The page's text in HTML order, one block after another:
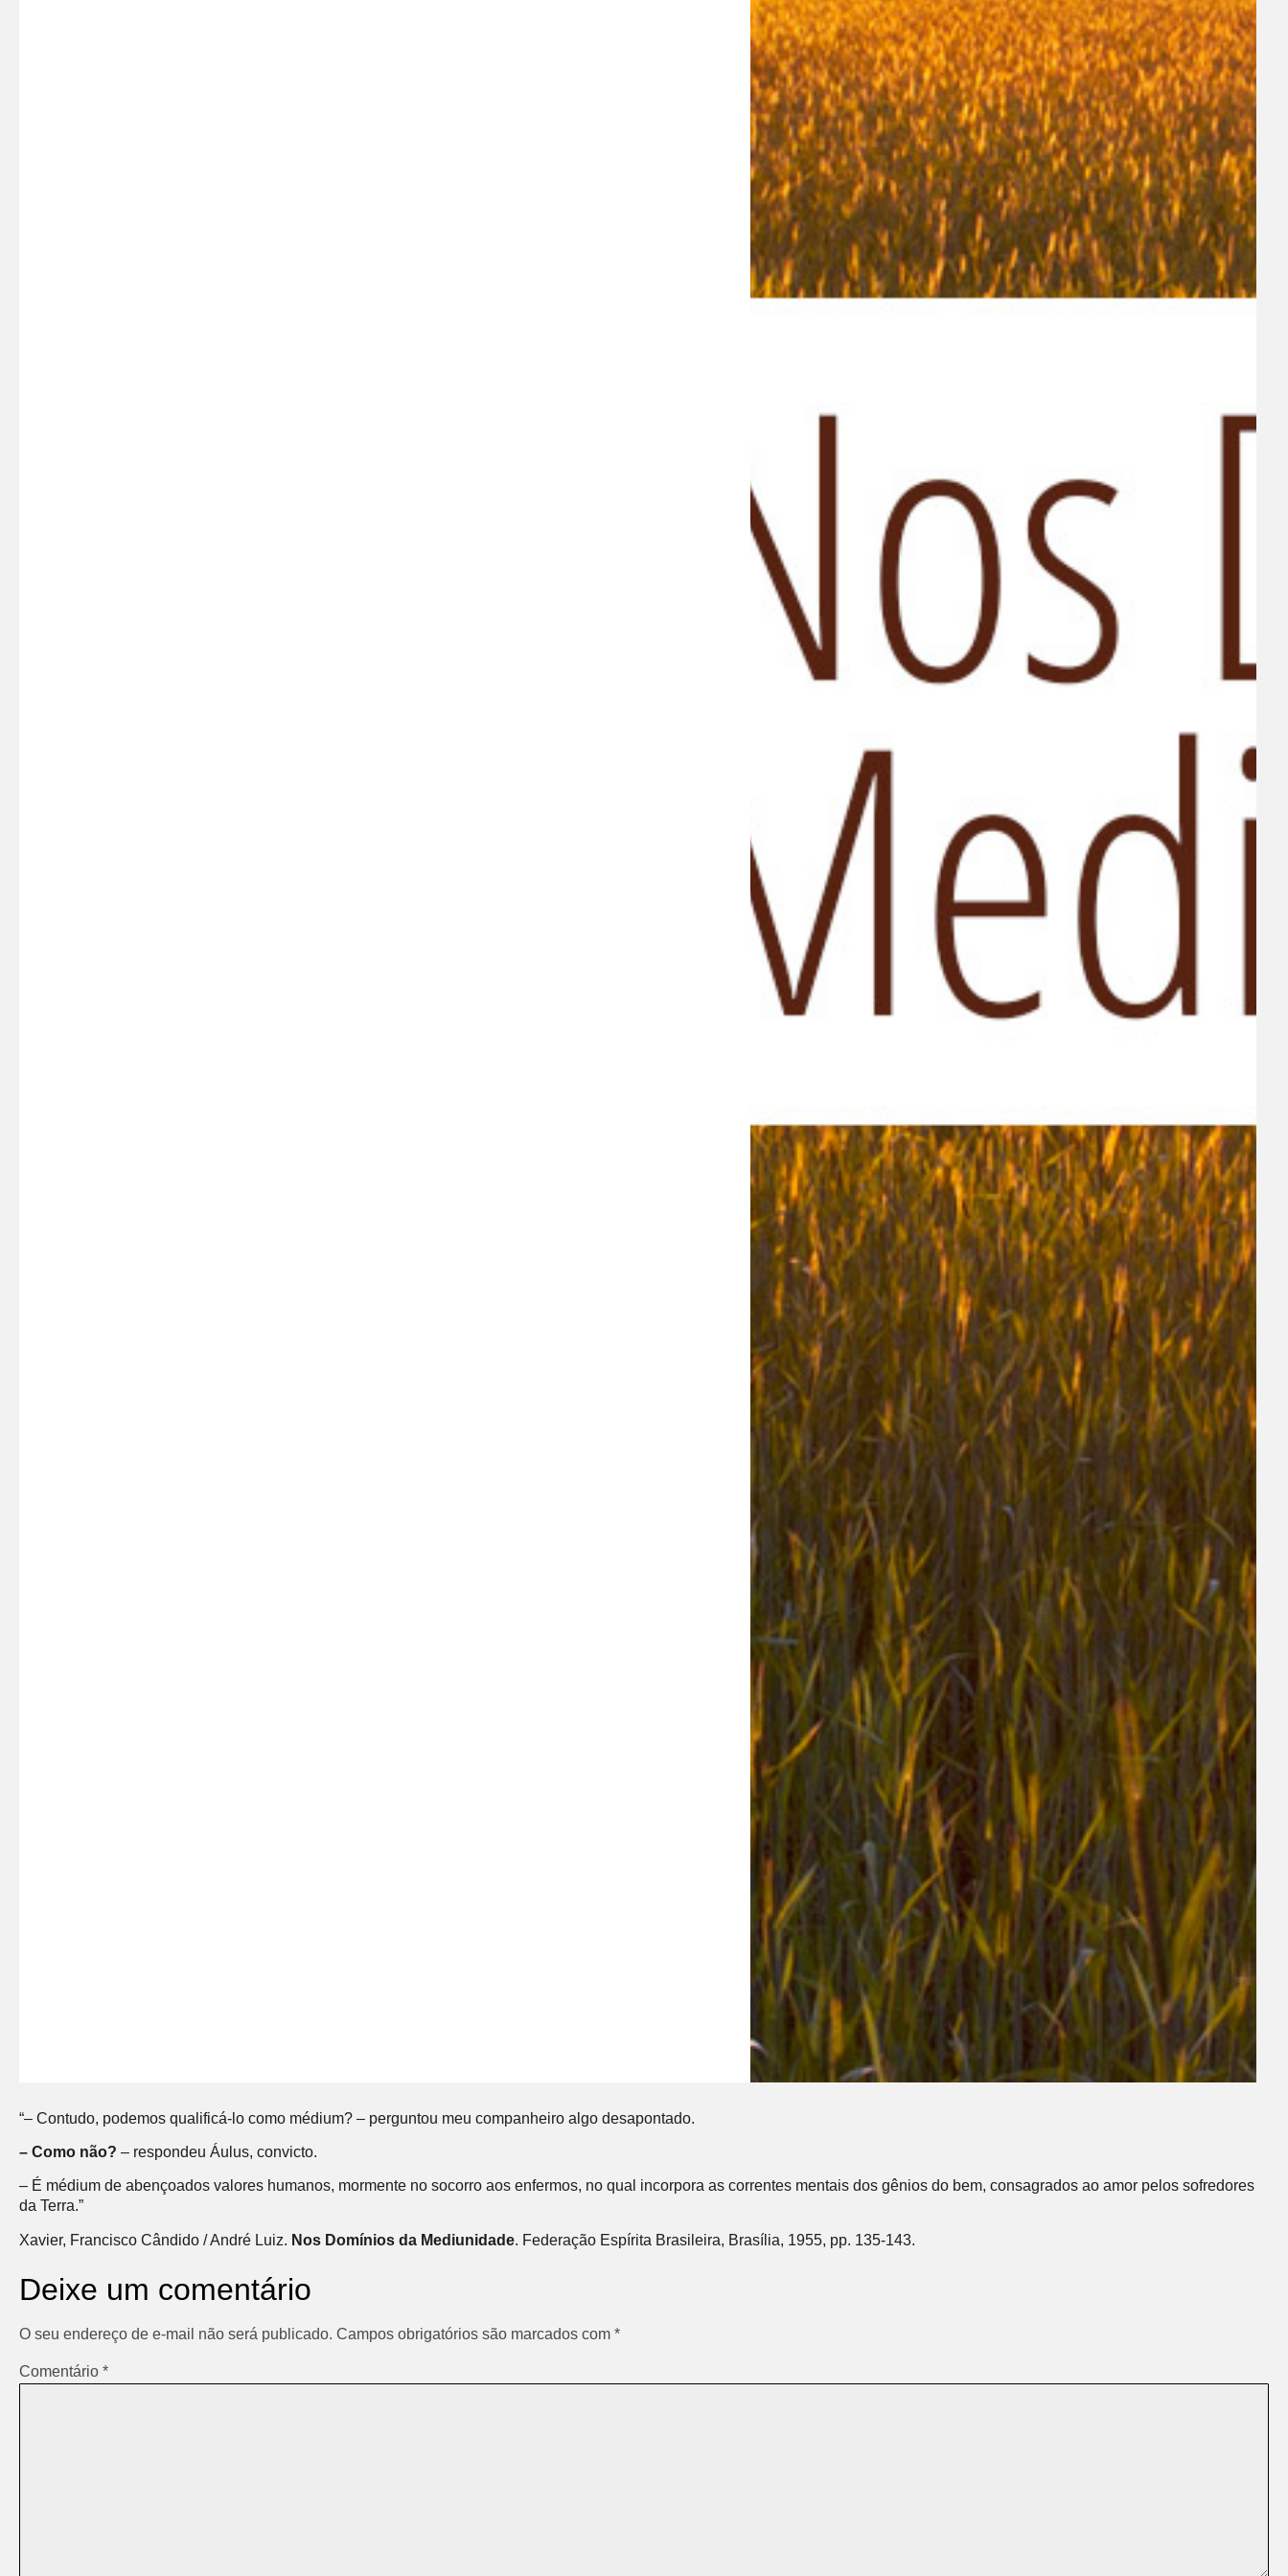
“– Contudo, podemos qualificá-lo como médium? – perguntou meu companheiro algo desapontado.
– Como não? – respondeu Áulus, convicto.
– É médium de abençoados valores humanos, mormente no socorro aos enfermos, no qual incorpora as correntes mentais dos gênios do bem, consagrados ao amor pelos sofredores
da Terra.”
Xavier, Francisco Cândido / André Luiz. Nos Domínios da Mediunidade. Federação Espírita Brasileira, Brasília, 1955, pp. 135-143.
Deixe um comentário
O seu endereço de e-mail não será publicado. Campos obrigatórios são marcados com *
Comentário *